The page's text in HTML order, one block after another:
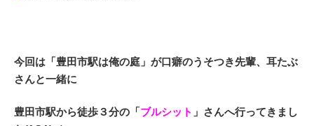
今回は「豊田市駅は俺の庭」が口癖のうそつき先輩、耳たぶ
さんと一緒に
豊田市駅から徒歩３分の「ブルシット 」さんへ行ってきまし